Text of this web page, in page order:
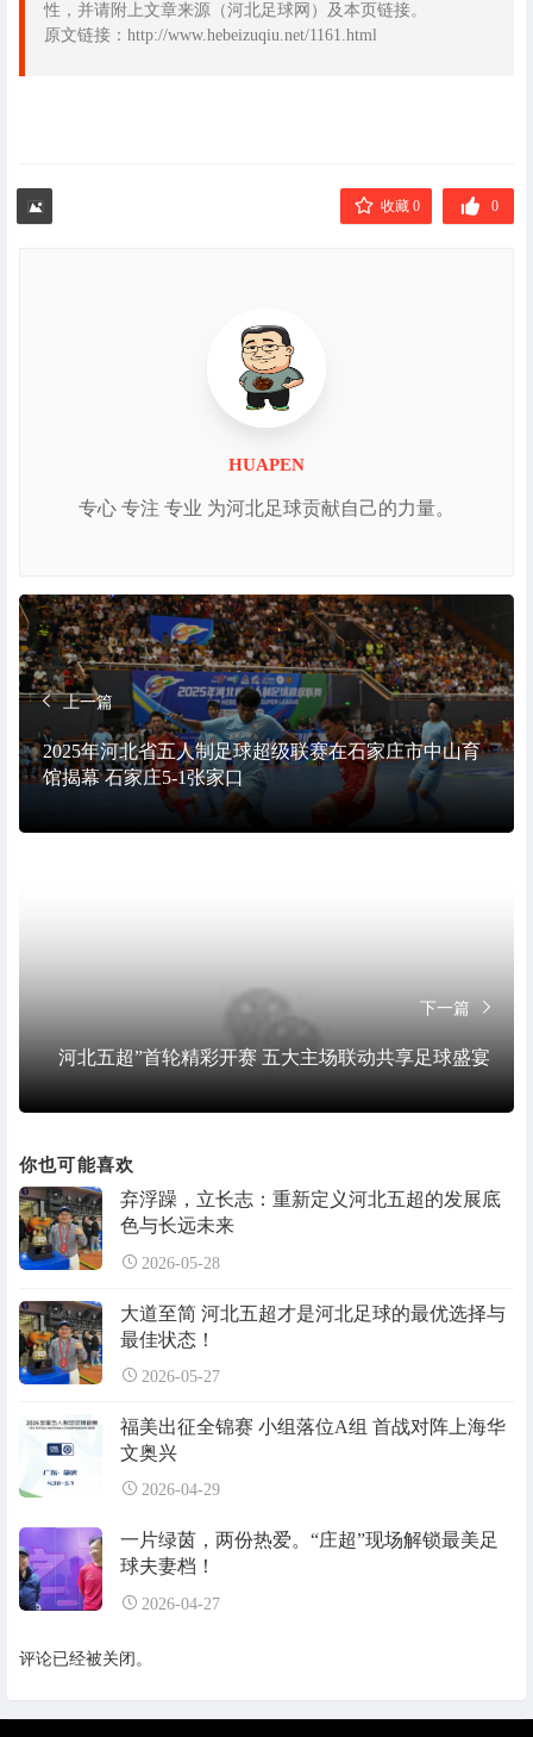
性，并请附上文章来源（河北足球网）及本页链接。
原文链接：http://www.hebeizuqiu.net/1161.html
收藏 0 0
HUAPEN
专心 专注 专业 为河北足球贡献自己的力量。
上一篇
2025年河北省五人制足球超级联赛在石家庄市中山育
馆揭幕 石家庄5-1张家口
下一篇
河北五超”首轮精彩开赛 五大主场联动共享足球盛宴
你也可能喜欢
弃浮躁，立长志：重新定义河北五超的发展底
色与长远未来
2026-05-28
大道至简 河北五超才是河北足球的最优选择与
最佳状态！
2026-05-27
福美出征全锦赛 小组落位A组 首战对阵上海华
文奥兴
2026-04-29
一片绿茵，两份热爱。“庄超”现场解锁最美足
球夫妻档！
2026-04-27
评论已经被关闭。